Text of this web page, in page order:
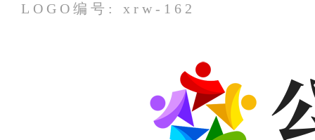
LOGO编号: xrw-162